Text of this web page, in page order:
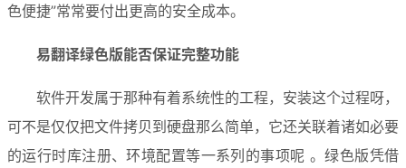
色便捷”常常要付出更高的安全成本。
易翻译绿色版能否保证完整功能
软件开发属于那种有着系统性的工程，安装这个过程呀，
可不是仅仅把文件拷贝到硬盘那么简单，它还关联着诸如必要
的运行时库注册、环境配置等一系列的事项呢 。绿色版凭借